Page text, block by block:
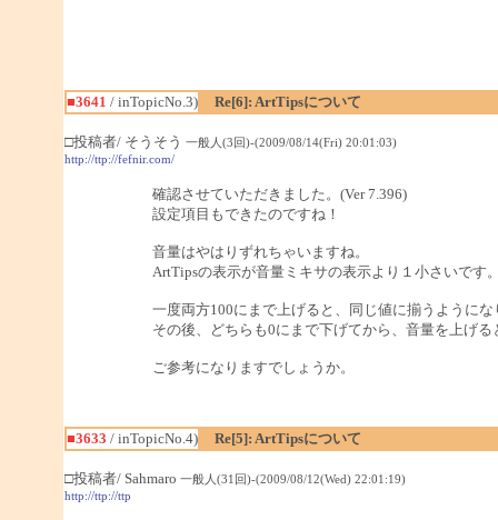
■3641 / inTopicNo.3) Re[6]: ArtTipsについて
□投稿者/ そうそう 一般人(3回)-(2009/08/14(Fri) 20:01:03)
http://ttp://fefnir.com/
確認させていただきました。(Ver 7.396)
設定項目もできたのですね！
音量はやはりずれちゃいますね。
ArtTipsの表示が音量ミキサの表示より１小さいです
一度両方100にまで上げると、同じ値に揃うようにな
その後、どちらも0にまで下げてから、音量を上げる
ご参考になりますでしょうか。
■3633 / inTopicNo.4) Re[5]: ArtTipsについて
□投稿者/ Sahmaro 一般人(31回)-(2009/08/12(Wed) 22:01:19)
http://ttp://ttp